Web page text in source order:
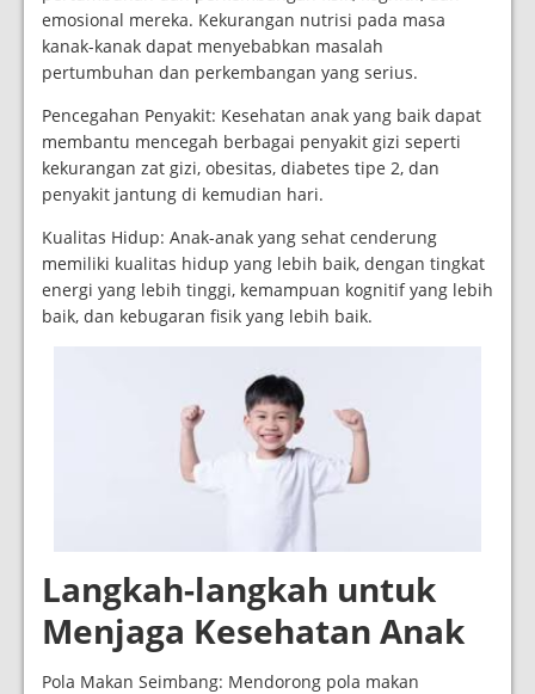
emosional mereka. Kekurangan nutrisi pada masa
kanak-kanak dapat menyebabkan masalah
pertumbuhan dan perkembangan yang serius.
Pencegahan Penyakit: Kesehatan anak yang baik dapat
membantu mencegah berbagai penyakit gizi seperti
kekurangan zat gizi, obesitas, diabetes tipe 2, dan
penyakit jantung di kemudian hari.
Kualitas Hidup: Anak-anak yang sehat cenderung
memiliki kualitas hidup yang lebih baik, dengan tingkat
energi yang lebih tinggi, kemampuan kognitif yang lebih
baik, dan kebugaran fisik yang lebih baik.
Langkah-langkah untuk
Menjaga Kesehatan Anak
Pola Makan Seimbang: Mendorong pola makan